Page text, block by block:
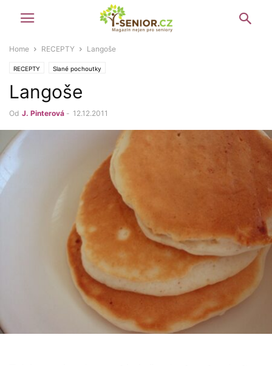
Home RECEPTY Langoše
RECEPTY Slané pochoutky
Langoše
Od J. Pinterová - 12.12.2011